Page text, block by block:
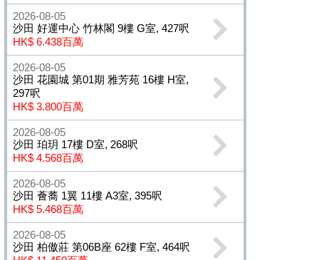
2026-08-05
沙田 好運中心 竹林閣 9樓 G室, 427呎
HK$ 6.438百萬
2026-08-05
沙田 花園城 第01期 雅芳苑 16樓 H室,
297呎
HK$ 3.800百萬
2026-08-05
沙田 珀玥 17樓 D室, 268呎
HK$ 4.568百萬
2026-08-05
沙田 薈蕎 1翼 11樓 A3室, 395呎
HK$ 5.468百萬
2026-08-05
沙田 柏傲莊 第06B座 62樓 F室, 464呎